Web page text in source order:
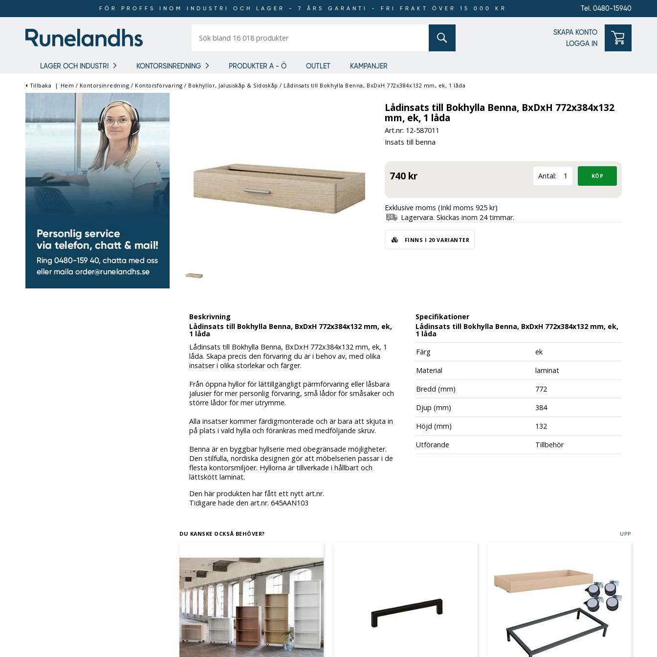
FÖR PROFFS INOM INDUSTRI OCH LAGER - 7 ÅRS GARANTI - FRI FRAKT ÖVER 15 000 KR Tel. 0480-15940
bland
SKAPA KONTO
LOGGA IN
LAGER OCH INDUSTRI KONTORSINREDNING PRODUKTER A - Ö OUTLET KAMPANJER
FÖR PROFFS INOM
INDUSTRI OCH LAGER
Tillbaka | Hem / Kontorsinredning / Kontorsförvaring / Bokhyllor, Jalusiskåp & Sidoskåp / Lådinsats till Bokhylla Benna, BxDxH 772x384x132 mm, ek, 1 låda
Lådinsats till Bokhylla Benna, BxDxH 772x384x132
mm, ek, 1 låda
Art.nr: 12-587011
Insats till benna
740 kr Antal:
Exklusive moms (Inkl moms 925 kr)
Lagervara. Skickas inom 24 timmar.
FINNS I 20 VARIANTER
Beskrivning
Lådinsats till Bokhylla Benna, BxDxH 772x384x132 mm, ek,
1 låda
Lådinsats till Bokhylla Benna, BxDxH 772x384x132 mm, ek, 1
låda. Skapa precis den förvaring du är i behov av, med olika
insatser i olika storlekar och färger.
Från öppna hyllor för lättillgängligt pärmförvaring eller låsbara
jalusier för mer personlig förvaring, små lådor för småsaker och
större lådor för mer utrymme.
Alla insatser kommer färdigmonterade och är bara att skjuta in
på plats i vald hylla och förankras med medföljande skruv.
Benna är en byggbar hyllserie med obegränsade möjligheter.
Den stilfulla, nordiska designen gör att möbelserien passar i de
flesta kontorsmiljöer. Hyllorna är tillverkade i hållbart och
lättskött laminat.
Den här produkten har fått ett nytt art.nr.
Tidigare hade den art.nr. 645AAN103
Specifikationer
Lådinsats till Bokhylla Benna, BxDxH 772x384x132 mm, ek,
1 låda
Färg
ek
Material
laminat
Bredd (mm)
772
Djup (mm)
384
Höjd (mm)
132
Utförande
Tillbehör
DU KANSKE OCKSÅ BEHÖVER? UPP